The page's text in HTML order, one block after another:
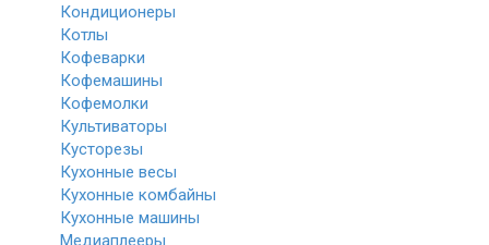
Кондиционеры
Котлы
Кофеварки
Кофемашины
Кофемолки
Культиваторы
Кусторезы
Кухонные весы
Кухонные комбайны
Кухонные машины
Медиаплееры